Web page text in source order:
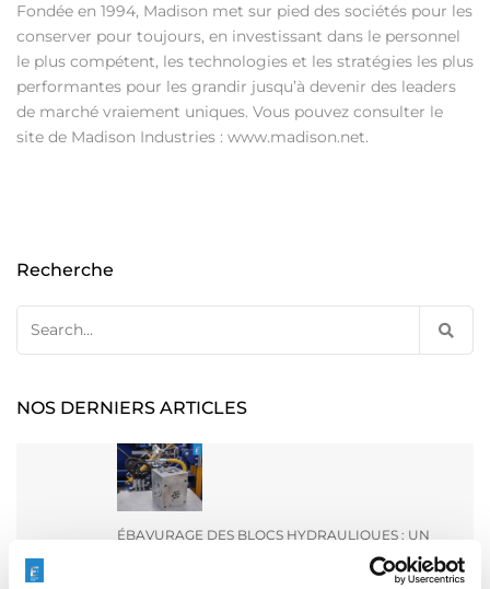
Fondée en 1994, Madison met sur pied des sociétés pour les
conserver pour toujours, en investissant dans le personnel
le plus compétent, les technologies et les stratégies les plus
performantes pour les grandir jusqu’à devenir des leaders
de marché vraiement uniques. Vous pouvez consulter le
site de Madison Industries : www.madison.net.
Recherche
for:
NOS DERNIERS ARTICLES
ÉBAVURAGE DES BLOCS HYDRAULIQUES : UN